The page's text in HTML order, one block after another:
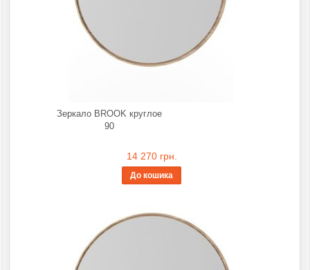
Зеркало BROOK круглое
90
14 270 грн.
До кошика